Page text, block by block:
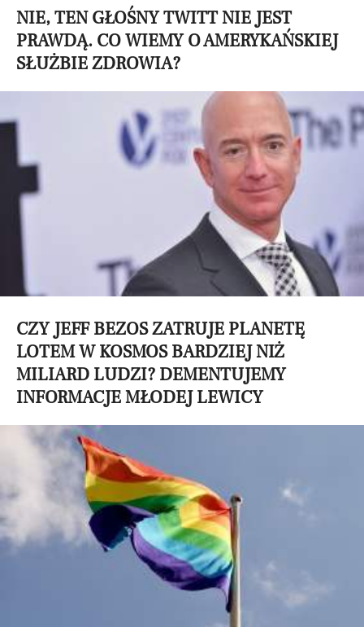
NIE, TEN GŁOŚNY TWITT NIE JEST
PRAWDĄ. CO WIEMY O AMERYKAŃSKIEJ
SŁUŻBIE ZDROWIA?
CZY JEFF BEZOS ZATRUJE PLANETĘ
LOTEM W KOSMOS BARDZIEJ NIŻ
MILIARD LUDZI? DEMENTUJEMY
INFORMACJE MŁODEJ LEWICY